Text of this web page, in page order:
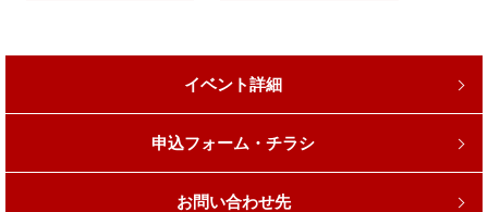
イベント詳細
申込フォーム・チラシ
お問い合わせ先